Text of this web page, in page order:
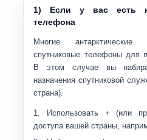
1) Если у вас есть
телефона
Многие антарктические
спутниковые телефоны для
В этом случае вы
назначения спутниковой
страна).
Использовать + (или
доступа вашей страны,